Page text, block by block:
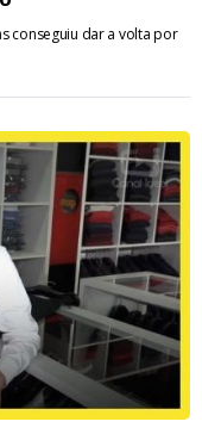
conseguiu dar a volta por